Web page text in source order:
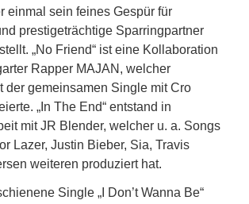
einmal sein feines Gespür für
prestigeträchtige Sparringpartner
„No Friend“ ist eine Kollaboration
Rapper MAJAN, welcher
der gemeinsamen Single mit Cro
„In The End“ entstand in
mit JR Blender, welcher u. a. Songs
Lazer, Justin Bieber, Sia, Travis
weiteren produziert hat.
Single „I Don’t Wanna Be“